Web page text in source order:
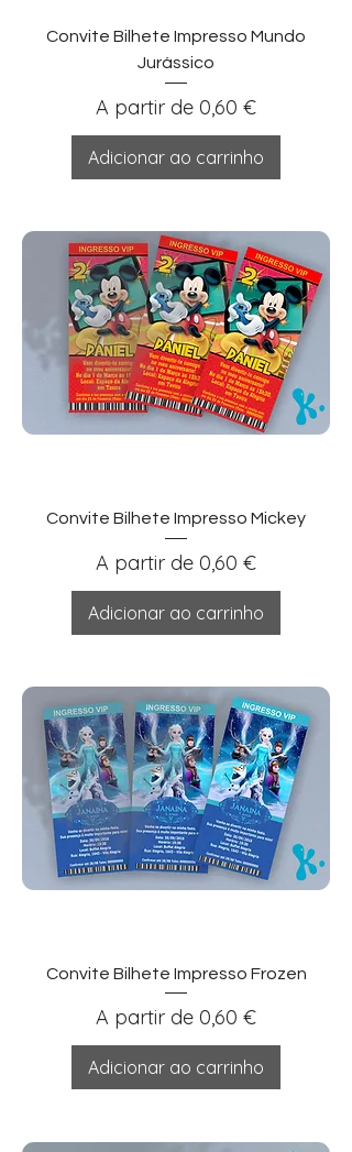
Convite Bilhete Impresso Mundo
Jurássico
A partir de 0,60 €
Preço promocional
Adicionar ao carrinho
Convite Bilhete Impresso Mickey
A partir de 0,60 €
Preço promocional
Adicionar ao carrinho
Convite Bilhete Impresso Frozen
A partir de 0,60 €
Preço promocional
Adicionar ao carrinho